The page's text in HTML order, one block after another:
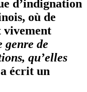
d’indignation
où de
vivement
genre de
qu’elles
écrit un